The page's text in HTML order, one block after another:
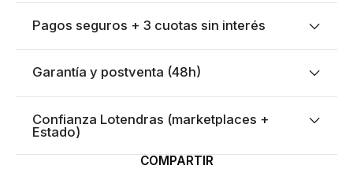
Pagos seguros + 3 cuotas sin interés
Garantía y postventa (48h)
Confianza Lotendras (marketplaces +
Estado)
COMPARTIR